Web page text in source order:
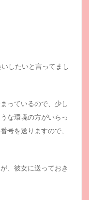
したいと言ってまし
っているので、少し
な環境の方がいらっ
号を送りますので、
、彼女に送っておき